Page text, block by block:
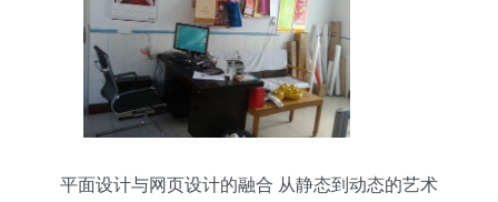
平面设计与网页设计的融合 从静态到动态的艺术